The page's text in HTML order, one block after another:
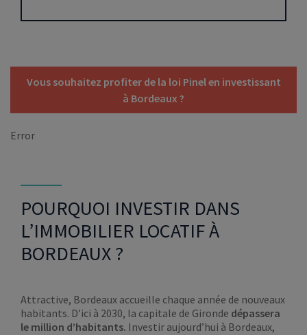
Vous souhaitez profiter de la loi Pinel en investissant
à Bordeaux ?
Error
POURQUOI INVESTIR DANS
L’IMMOBILIER LOCATIF À
BORDEAUX ?
Attractive, Bordeaux accueille chaque année de nouveaux
habitants. D’ici à 2030, la capitale de Gironde dépassera
le million d’habitants. Investir aujourd’hui à Bordeaux,